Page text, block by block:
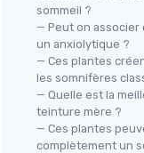
sommeil ?
— Peut on associer
un anxiolytique ?
— Ces plantes
les somnifères
— Quelle est la
teinture mère ?
— Ces plantes
complètement un